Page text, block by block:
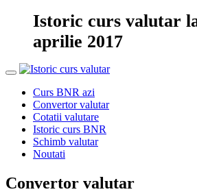
Istoric curs valutar
aprilie 2017
Curs BNR azi
Convertor valutar
Cotatii valutare
Istoric curs BNR
Schimb valutar
Noutati
Convertor valutar